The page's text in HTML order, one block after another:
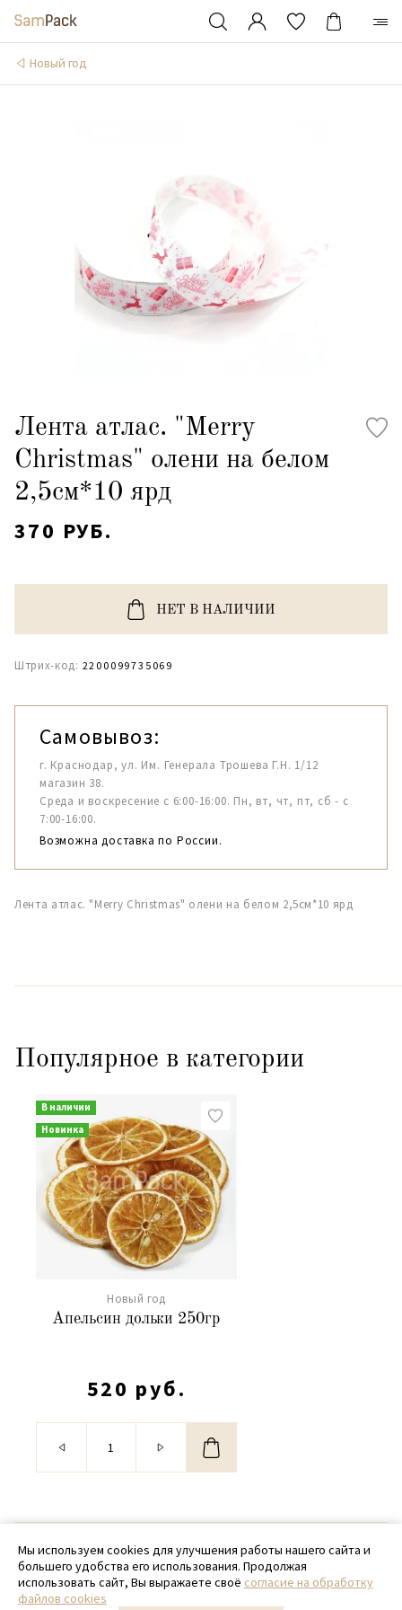
Новый год
Лента атлас. "Merry
Christmas" олени на белом
2,5см*10 ярд
370 РУБ.
НЕТ В НАЛИЧИИ
Штрих-код: 2200099735069
Самовывоз:
г. Краснодар, ул. Им. Генерала Трошева Г.Н. 1/12
магазин 38.
Среда и воскресение с 6:00-16:00. Пн, вт, чт, пт, сб - с
7:00-16:00.
Возможна доставка по России.
Лента атлас. "Merry Christmas" олени на белом 2,5см*10 ярд
Популярное в категории
В наличии
Новинка
Новый год
Апельсин дольки 250гр
520 руб.
© 2020 - 2026 SamPack
+ 7 (918) 699-97-87
zakaz@sampack.store
Мы используем cookies для улучшения работы нашего сайта и
большего удобства его использования. Продолжая
использовать сайт, Вы выражаете своё согласие на обработку
файлов cookies